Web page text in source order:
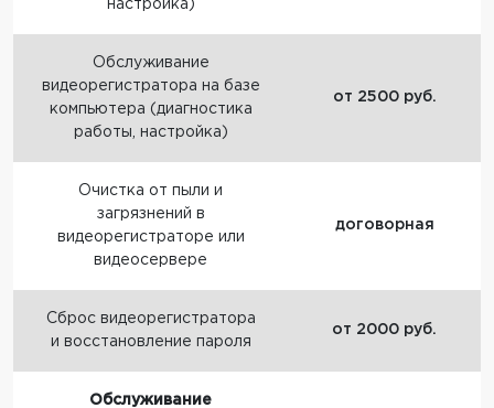
настройка)
Обслуживание
видеорегистратора на базе
компьютера (диагностика
работы, настройка)
от 2500 руб.
Очистка от пыли и
загрязнений в
видеорегистраторе или
видеосервере
договорная
Сброс видеорегистратора
и восстановление пароля
от 2000 руб.
Обслуживание